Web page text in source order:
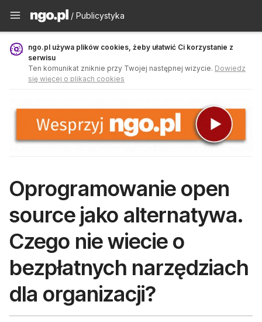
Publicystyka - ngo.pl
/ Publicystyka
ngo.pl używa plików cookies, żeby ułatwić Ci korzystanie z
serwisu
Ten komunikat zniknie przy Twojej następnej wizycie. Dowiedz
się więcej o plikach cookies
Oprogramowanie open
source jako alternatywa.
Czego nie wiecie o
bezpłatnych narzędziach
dla organizacji?